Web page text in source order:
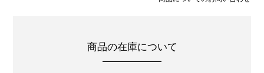
商品の在庫について